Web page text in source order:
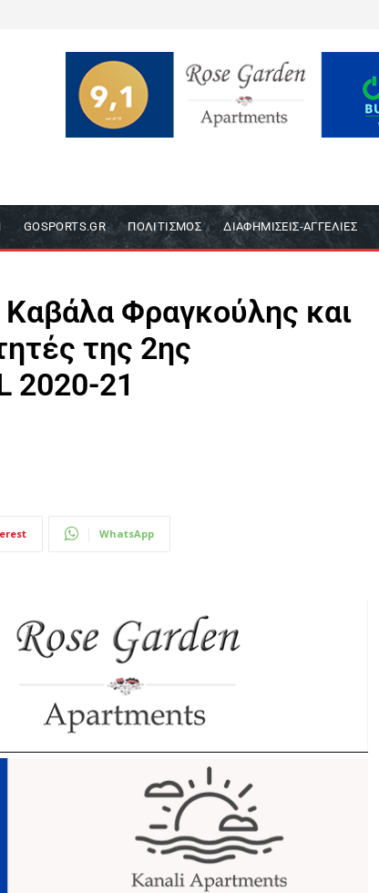
GOSPORTS.GR ΠΟΛΙΤΙΣΜΌΣ ΔΙΑΦΗΜΊΣΕΙΣ-ΑΓΓΕΛΊΕΣ
Φραγκούλης και
της 2ης
2020-21
WhatsApp